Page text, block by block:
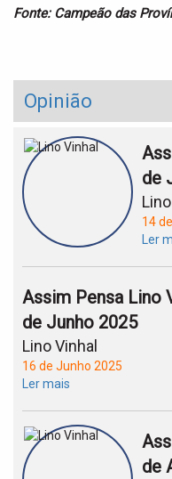
Fonte: Campeão das
Opinião
de
14
Ler
Assim Pensa Lino
de Junho 2025
Lino Vinhal
16 de Junho 2025
Ler mais
de